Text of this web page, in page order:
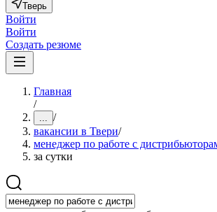
Тверь
Войти
Войти
Создать резюме
Главная
/
... /
вакансии в Твери/
менеджер по работе с
за сутки